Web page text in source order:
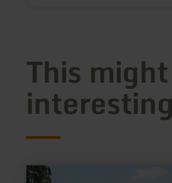
This
interesting
learn